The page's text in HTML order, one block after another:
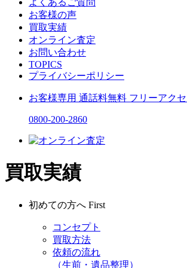
よくあるご質問
お客様の声
買取実績
オンライン査定
お問い合わせ
TOPICS
プライバシーポリシー
お客様専用 通話料無料 フリーアク
0800-200-2860
買取実績
初めての方へ First
コンセプト
買取方法
依頼の流れ
（生前・遺品整理）